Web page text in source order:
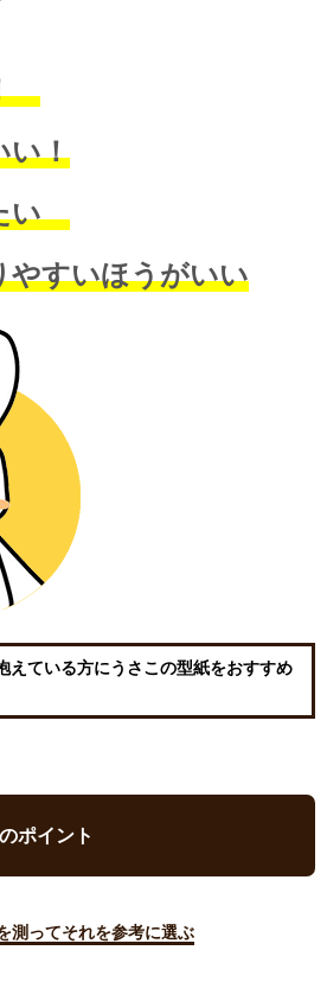
！
い！
い
やすいほうがいい
えている方にうさこの型紙をおすすめ
ポイント
測ってそれを参考に選ぶ